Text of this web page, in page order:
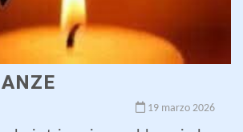
19 marzo 2026